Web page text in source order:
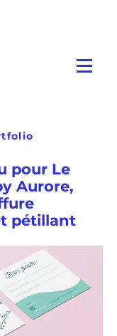
pour Le
Aurore,
pétillant